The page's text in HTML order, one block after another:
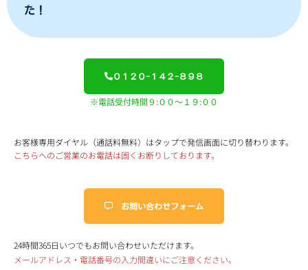
た！
０１２０-１４２-８９８
※電話受付時間９:００～１９:００
お客様専用ダイヤル（通話料無料）はタップで発信画面に切り替わります。
こちらへのご営業のお電話は固くお断りしております。
お問い合わせフォーム
24時間365日いつでもお問い合わせいただけます。
メールアドレス・電話番号の入力間違いにご注意ください。